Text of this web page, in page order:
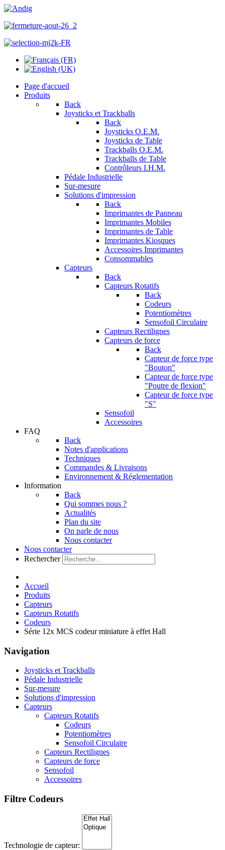
Page d'accueil
Produits
Back
Joysticks et Trackballs
Back
Joysticks O.E.M.
Joysticks de Table
Trackballs O.E.M.
Trackballs de Table
Contrôleurs I.H.M.
Pédale Industrielle
Sur-mesure
Solutions d'impression
Back
Imprimantes de Panneau
Imprimantes Mobiles
Imprimantes de Table
Imprimantes Kiosques
Accessoires Imprimantes
Consommables
Capteurs
Back
Capteurs Rotatifs
Back
Codeurs
Potentiomètres
Sensofoil Circulaire
Capteurs Rectilignes
Capteurs de force
Back
Capteur de force type
"Bouton"
Capteur de force type
"Poutre de flexion"
Capteur de force type
"S"
Sensofoil
Accessoires
FAQ
Back
Notes d'applications
Techniques
Commandes & Livraisons
Environnement & Réglementation
Information
Back
Qui sommes nous ?
Actualités
Plan du site
On parle de nous
Nous contacter
Nous contacter
Rechercher
Accueil
Produits
Capteurs
Capteurs Rotatifs
Codeurs
Série 12x MCS codeur miniature à effet Hall
Navigation
Joysticks et Trackballs
Pédale Industrielle
Sur-mesure
Solutions d'impression
Capteurs
Capteurs Rotatifs
Codeurs
Potentiomètres
Sensofoil Circulaire
Capteurs Rectilignes
Capteurs de force
Sensofoil
Accessoires
Filtre Codeurs
Technologie de capteur: